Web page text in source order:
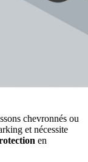
chevronnés ou
et nécessite
en